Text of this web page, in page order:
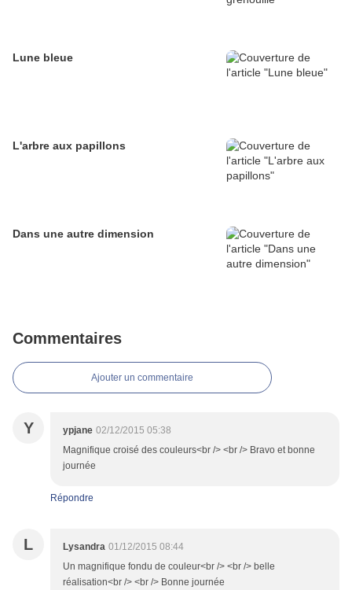
Lune bleue
L'arbre aux papillons
Dans une autre dimension
Commentaires
Ajouter un commentaire
Y ypjane 02/12/2015 05:38
Magnifique croisé des couleurs<br /> <br /> Bravo et bonne
journée
Répondre
L Lysandra 01/12/2015 08:44
Un magnifique fondu de couleur<br /> <br /> belle
réalisation<br /> <br /> Bonne journée